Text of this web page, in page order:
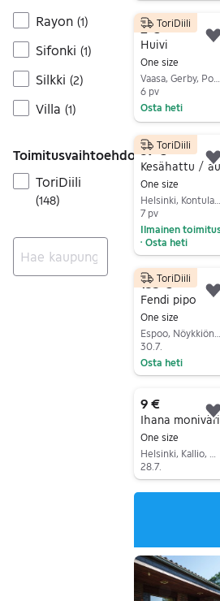
Rayon (1)
Sifonki (1)
Silkki (2)
Villa (1)
Toimitusvaihtoehdot
ToriDiili
(148)
2 €
Huivi
One size
6 pv
Osta heti
ToriDiili
Siirry
39 €
One size
7 pv
Ilmainen
• Osta heti
ToriDiili
135 €
Fendi pipo
One size
30.7.
Osta heti
ToriDiili
9 €
One size
28.7.